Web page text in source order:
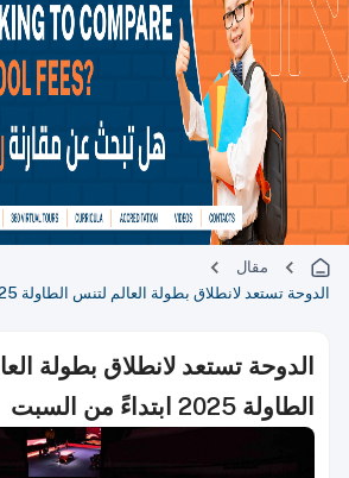
مقال
الدوحة تستعد لانطلاق بطولة العالم لتنس الطاولة 2025 ابتداءً من السبت
الدوحة تستعد لانطلاق بطولة
الطاولة 2025 ابتداءً من السبت